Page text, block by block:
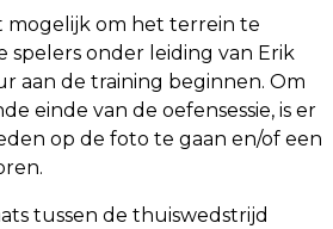
mogelijk om het terrein te
spelers onder leiding van Erik
aan de training beginnen. Om
einde van de oefensessie, is er
op de foto te gaan en/of een
tussen de thuiswedstrijd